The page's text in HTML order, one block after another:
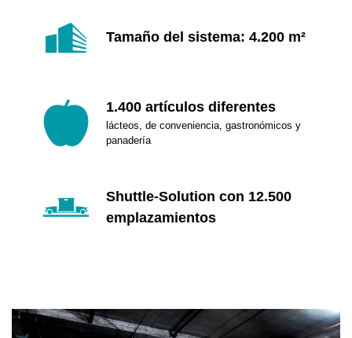
Tamaño del sistema: 4.200 m²
1.400 artículos diferentes
lácteos, de conveniencia, gastronómicos y
panadería
Shuttle-Solution con 12.500
emplazamientos